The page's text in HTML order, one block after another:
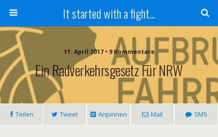
It started with a fight...
11. April 2017 • 9 Kommentare
Ein Radverkehrsgesetz Für NRW
Teilen Tweet Anpinnen Mail SMS